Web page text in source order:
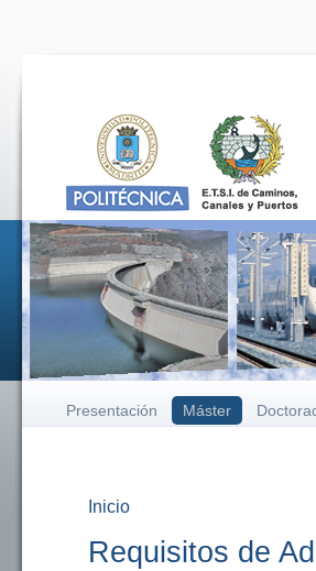
Presentación Máster
Inicio
Requisitos de